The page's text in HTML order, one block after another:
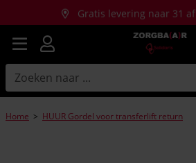
Gratis levering naar 31
Gratis thuislevering bij
Home > HUUR Gordel voor transferlift return